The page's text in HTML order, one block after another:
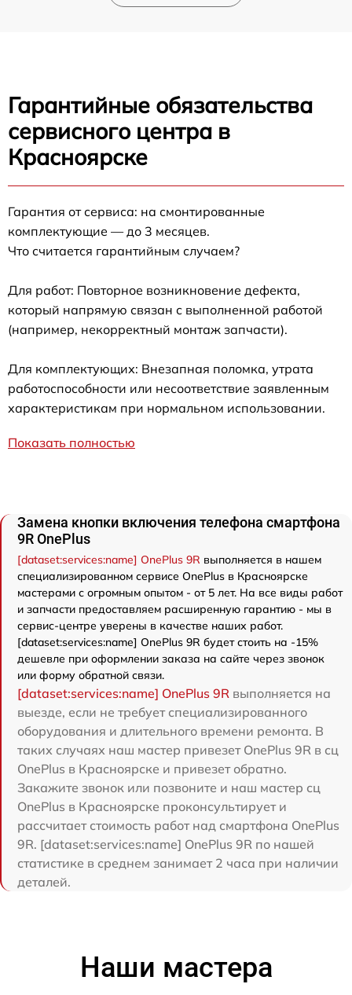
Гарантийные обязательства
сервисного центра в
Красноярске
Гарантия от сервиса: на смонтированные
комплектующие — до 3 месяцев.
Что считается гарантийным случаем?
Для работ: Повторное возникновение дефекта,
который напрямую связан с выполненной работой
(например, некорректный монтаж запчасти).
Для комплектующих: Внезапная поломка, утрата
работоспособности или несоответствие заявленным
характеристикам при нормальном использовании.
Показать полностью
Замена кнопки включения телефона смартфона
9R OnePlus
[dataset:services:name] OnePlus 9R выполняется в нашем
специализированном сервисе OnePlus в Красноярске
мастерами с огромным опытом - от 5 лет. На все виды работ
и запчасти предоставляем расширенную гарантию - мы в
сервис-центре уверены в качестве наших работ.
[dataset:services:name] OnePlus 9R будет стоить на -15%
дешевле при оформлении заказа на сайте через звонок
или форму обратной связи.
[dataset:services:name] OnePlus 9R выполняется на
выезде, если не требует специализированного
оборудования и длительного времени ремонта. В
таких случаях наш мастер привезет OnePlus 9R в сц
OnePlus в Красноярске и привезет обратно.
Закажите звонок или позвоните и наш мастер сц
OnePlus в Красноярске проконсультирует и
рассчитает стоимость работ над смартфона OnePlus
9R. [dataset:services:name] OnePlus 9R по нашей
статистике в среднем занимает 2 часа при наличии
деталей.
Наши мастера